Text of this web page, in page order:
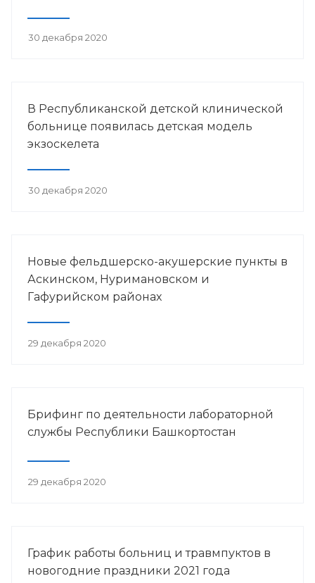
30 декабря 2020
В Республиканской детской клинической
больнице появилась детская модель
экзоскелета
30 декабря 2020
Новые фельдшерско-акушерские пункты в
Аскинском, Нуримановском и
Гафурийском районах
29 декабря 2020
Брифинг по деятельности лабораторной
службы Республики Башкортостан
29 декабря 2020
График работы больниц и травмпуктов в
новогодние праздники 2021 года